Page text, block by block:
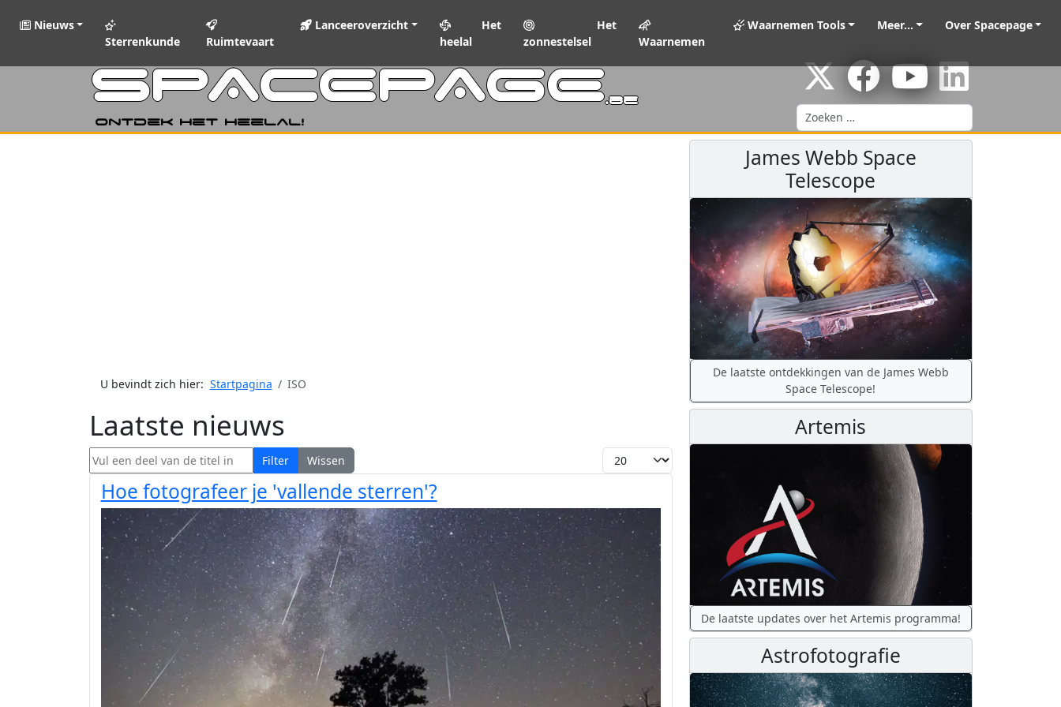
Nieuws
Sterrenkunde
Ruimtevaart
Lanceeroverzicht
Het
heelal
Het
zonnestelsel
Waarnemen
Waarnemen Tools Meer... Over Spacepage
SPACEPAGE.be
Ontdek het heelal!
Zoeken
U bevindt zich hier: Startpagina ISO
Laatste nieuws
Vul een deel van de titel in Filter Wissen Toon #
Hoe fotografeer je 'vallende sterren'?
James Webb Space
Telescope
De laatste ontdekkingen van de James Webb
Space Telescope!
Artemis
De laatste updates over het Artemis programma!
Astrofotografie